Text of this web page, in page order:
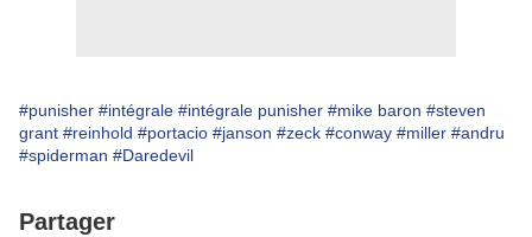
#punisher #intégrale #intégrale punisher #mike baron #steven
grant #reinhold #portacio #janson #zeck #conway #miller #andru
#spiderman #Daredevil
Partager